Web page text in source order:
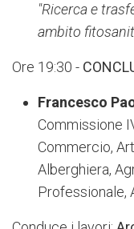
"Ricerca e
ambito
Ore 19:30 -
Francesco
Commissione
Commercio,
Alberghiera,
Professionale,